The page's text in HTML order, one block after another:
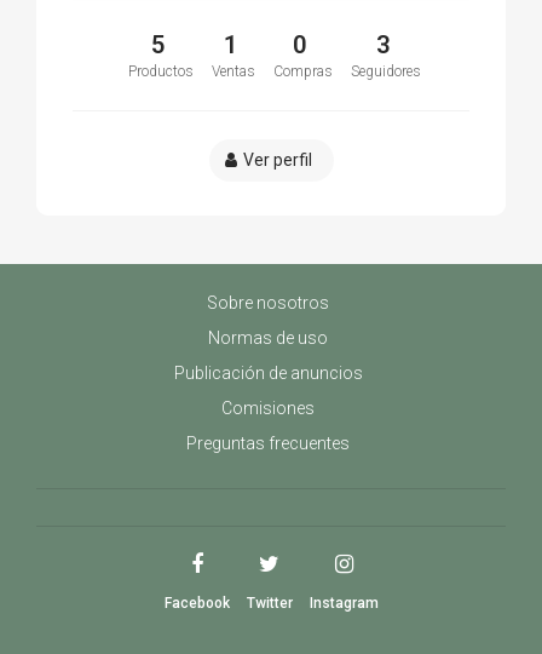
5
Productos
1
Ventas
0
Compras
3
Seguidores
Ver perfil
Sobre nosotros
Normas de uso
Publicación de anuncios
Comisiones
Preguntas frecuentes
Facebook Twitter Instagram